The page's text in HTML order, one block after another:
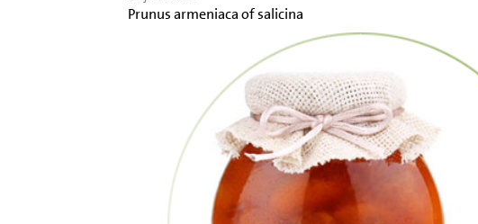
Prunus armeniaca of salicina